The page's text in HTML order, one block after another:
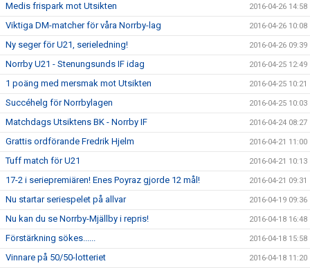
Medis frispark mot Utsikten 2016-04-26 14:58
Viktiga DM-matcher för våra Norrby-lag 2016-04-26 10:08
Ny seger för U21, serieledning! 2016-04-26 09:39
Norrby U21 - Stenungsunds IF idag 2016-04-25 12:49
1 poäng med mersmak mot Utsikten 2016-04-25 10:21
Succéhelg för Norrbylagen 2016-04-25 10:03
Matchdags Utsiktens BK - Norrby IF 2016-04-24 08:27
Grattis ordförande Fredrik Hjelm 2016-04-21 11:00
Tuff match för U21 2016-04-21 10:13
17-2 i seriepremiären! Enes Poyraz gjorde 12 mål! 2016-04-21 09:31
Nu startar seriespelet på allvar 2016-04-19 09:36
Nu kan du se Norrby-Mjällby i repris! 2016-04-18 16:48
Förstärkning sökes...... 2016-04-18 15:58
Vinnare på 50/50-lotteriet 2016-04-18 11:20